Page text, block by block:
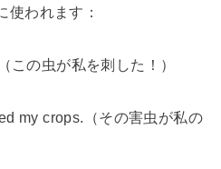
使われます：
の虫が私を刺した！）
my crops.（その害虫が私の